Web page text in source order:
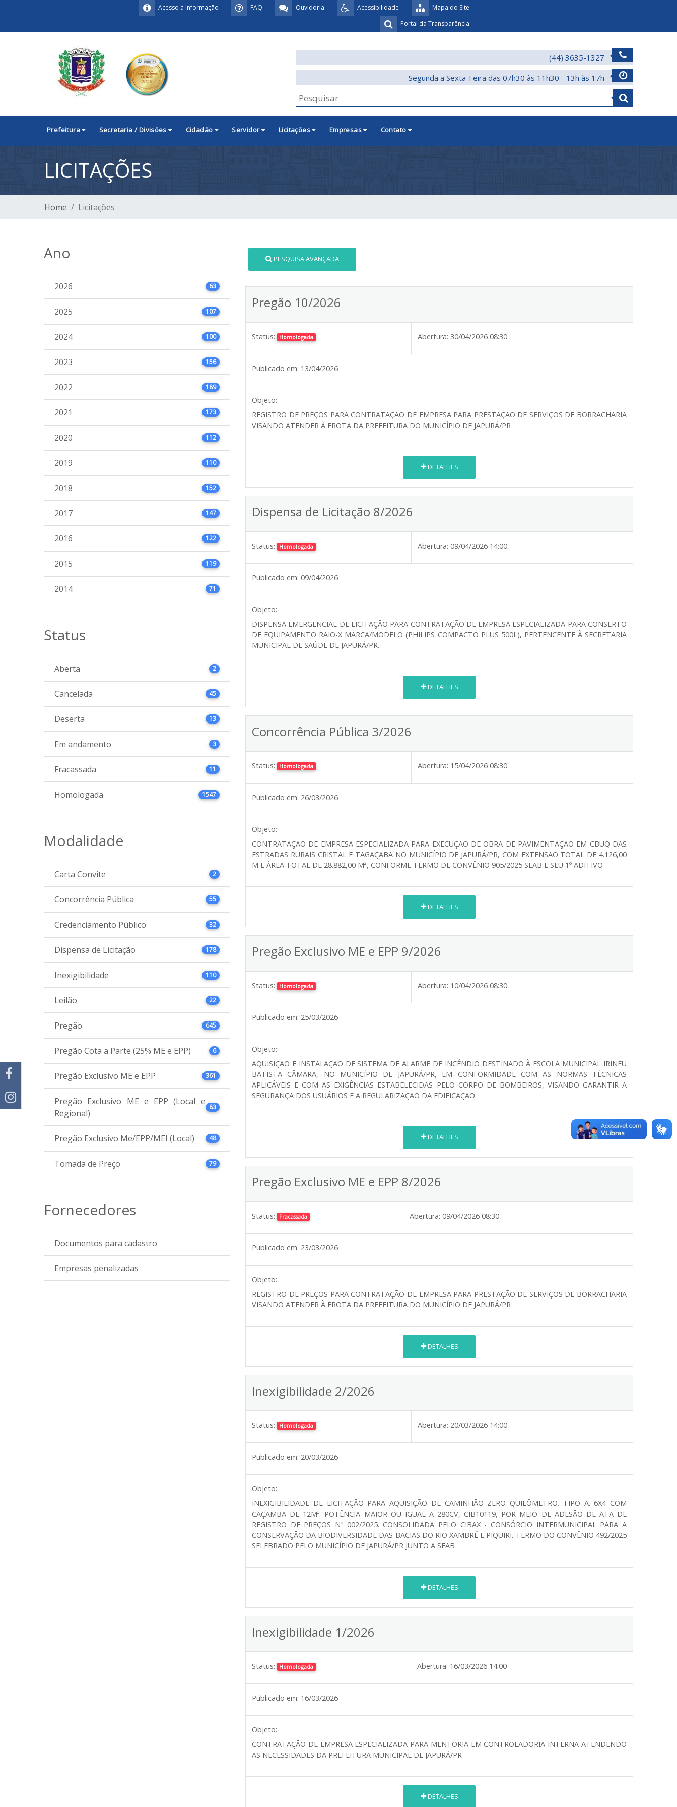
Mapa do Site
Acessibilidade
Ouvidoria
FAQ
Acesso à Informação
Portal da Transparência
(44) 3635-1327
Segunda a Sexta-Feira das 07h30 às 11h30 - 13h às 17h
Prefeitura Secretaria / Divisões Cidadão Servidor Licitações Empresas Contato
LICITAÇÕES
Home Licitações
Ano
2026 63
2025 107
2024 100
2023 156
2022 189
2021 173
2020 112
2019 110
2018 152
2017 147
2016 122
2015 119
2014 71
Status
Aberta 2
Cancelada 45
Deserta 13
Em andamento 3
Fracassada 11
Homologada 1547
Modalidade
Carta Convite 2
Concorrência Pública 55
Credenciamento Público 32
Dispensa de Licitação 178
Inexigibilidade 110
Leilão 22
Pregão 645
Pregão Cota a Parte (25% ME e EPP) 6
Pregão Exclusivo ME e EPP 361
Pregão Exclusivo ME e EPP (Local e
Regional)
83
Pregão Exclusivo Me/EPP/MEI (Local) 48
Tomada de Preço 79
Fornecedores
Documentos para cadastro
Empresas penalizadas
PESQUISA AVANÇADA
Pregão 10/2026
Status: Homologada Abertura: 30/04/2026 08:30
Publicado em: 13/04/2026
Objeto:
REGISTRO DE PREÇOS PARA CONTRATAÇÃO DE EMPRESA PARA PRESTAÇÃO DE SERVIÇOS DE BORRACHARIA
VISANDO ATENDER À FROTA DA PREFEITURA DO MUNICÍPIO DE JAPURÁ/PR
DETALHES
Dispensa de Licitação 8/2026
Status: Homologada Abertura: 09/04/2026 14:00
Publicado em: 09/04/2026
Objeto:
DISPENSA EMERGENCIAL DE LICITAÇÃO PARA CONTRATAÇÃO DE EMPRESA ESPECIALIZADA PARA CONSERTO
DE EQUIPAMENTO RAIO-X MARCA/MODELO (PHILIPS COMPACTO PLUS 500L), PERTENCENTE À SECRETARIA
MUNICIPAL DE SAÚDE DE JAPURÁ/PR.
DETALHES
Concorrência Pública 3/2026
Status: Homologada Abertura: 15/04/2026 08:30
Publicado em: 26/03/2026
Objeto:
CONTRATAÇÃO DE EMPRESA ESPECIALIZADA PARA EXECUÇÃO DE OBRA DE PAVIMENTAÇÃO EM CBUQ DAS
ESTRADAS RURAIS CRISTAL E TAGAÇABA NO MUNICÍPIO DE JAPURÁ/PR, COM EXTENSÃO TOTAL DE 4.126,00
M E ÁREA TOTAL DE 28.882,00 M², CONFORME TERMO DE CONVÊNIO 905/2025 SEAB E SEU 1º ADITIVO
DETALHES
Pregão Exclusivo ME e EPP 9/2026
Status: Homologada Abertura: 10/04/2026 08:30
Publicado em: 25/03/2026
Objeto:
AQUISIÇÃO E INSTALAÇÃO DE SISTEMA DE ALARME DE INCÊNDIO DESTINADO À ESCOLA MUNICIPAL IRINEU
BATISTA CÂMARA, NO MUNICÍPIO DE JAPURÁ/PR, EM CONFORMIDADE COM AS NORMAS TÉCNICAS
APLICÁVEIS E COM AS EXIGÊNCIAS ESTABELECIDAS PELO CORPO DE BOMBEIROS, VISANDO GARANTIR A
SEGURANÇA DOS USUÁRIOS E A REGULARIZAÇÃO DA EDIFICAÇÃO
DETALHES
Pregão Exclusivo ME e EPP 8/2026
Status: Fracassada Abertura: 09/04/2026 08:30
Publicado em: 23/03/2026
Objeto:
REGISTRO DE PREÇOS PARA CONTRATAÇÃO DE EMPRESA PARA PRESTAÇÃO DE SERVIÇOS DE BORRACHARIA
VISANDO ATENDER À FROTA DA PREFEITURA DO MUNICÍPIO DE JAPURÁ/PR
DETALHES
Inexigibilidade 2/2026
Status: Homologada Abertura: 20/03/2026 14:00
Publicado em: 20/03/2026
Objeto:
INEXIGIBILIDADE DE LICITAÇÃO PARA AQUISIÇÃO DE CAMINHÃO ZERO QUILÔMETRO. TIPO A. 6X4 COM
CAÇAMBA DE 12M³. POTÊNCIA MAIOR OU IGUAL A 280CV, CIB10119, POR MEIO DE ADESÃO DE ATA DE
REGISTRO DE PREÇOS Nº 002/2025. CONSOLIDADA PELO CIBAX - CONSÓRCIO INTERMUNICIPAL PARA A
CONSERVAÇÃO DA BIODIVERSIDADE DAS BACIAS DO RIO XAMBRÊ E PIQUIRI. TERMO DO CONVÊNIO 492/2025
SELEBRADO PELO MUNICÍPIO DE JAPURÁ/PR JUNTO A SEAB
DETALHES
Inexigibilidade 1/2026
Status: Homologada Abertura: 16/03/2026 14:00
Publicado em: 16/03/2026
Objeto:
CONTRATAÇÃO DE EMPRESA ESPECIALIZADA PARA MENTORIA EM CONTROLADORIA INTERNA ATENDENDO
AS NECESSIDADES DA PREFEITURA MUNICIPAL DE JAPURÁ/PR
DETALHES